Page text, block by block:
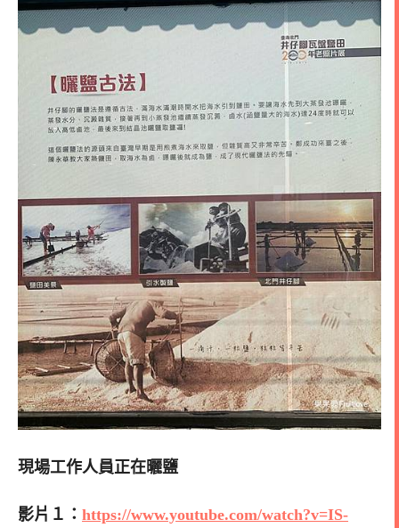
現場工作人員正在曬鹽
影片１： https://www.youtube.com/watch?v=IS-